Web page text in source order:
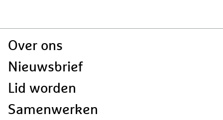
Doormat
Over ons
Nieuwsbrief
Lid worden
Samenwerken